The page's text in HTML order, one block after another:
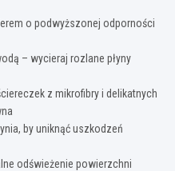
o podwyższonej odporności
– wycieraj rozlane płyny
z mikrofibry i delikatnych
by uniknąć uszkodzeń
odświeżenie powierzchni